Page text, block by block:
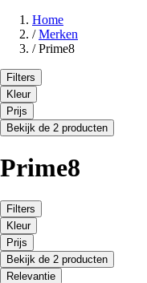
Home
/ Merken
/ Prime8
Filters
Kleur
Prijs
Bekijk de 2 producten
Prime8
Filters
Kleur
Prijs
Bekijk de 2 producten
Relevantie